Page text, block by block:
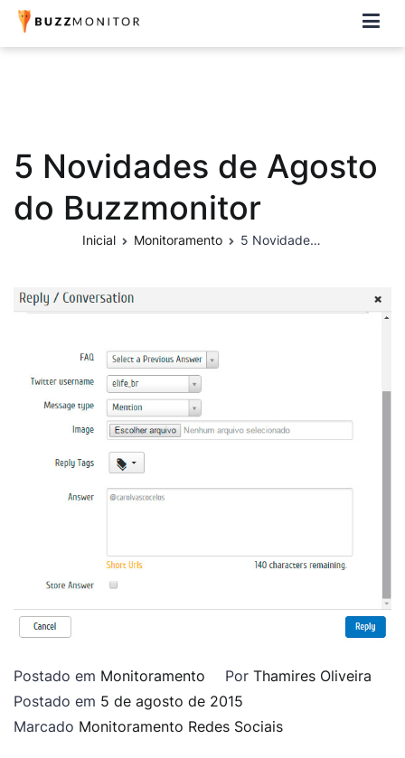
Buzzmonitor
A plataforma mais completa e flexível para social media e CRM
5 Novidades de Agosto
do Buzzmonitor
Inicial Monitoramento 5 Novidades de Agosto do Buzzmonitor
Postado em Monitoramento Por Thamires Oliveira
Postado em 5 de agosto de 2015
Marcado Monitoramento Redes Sociais